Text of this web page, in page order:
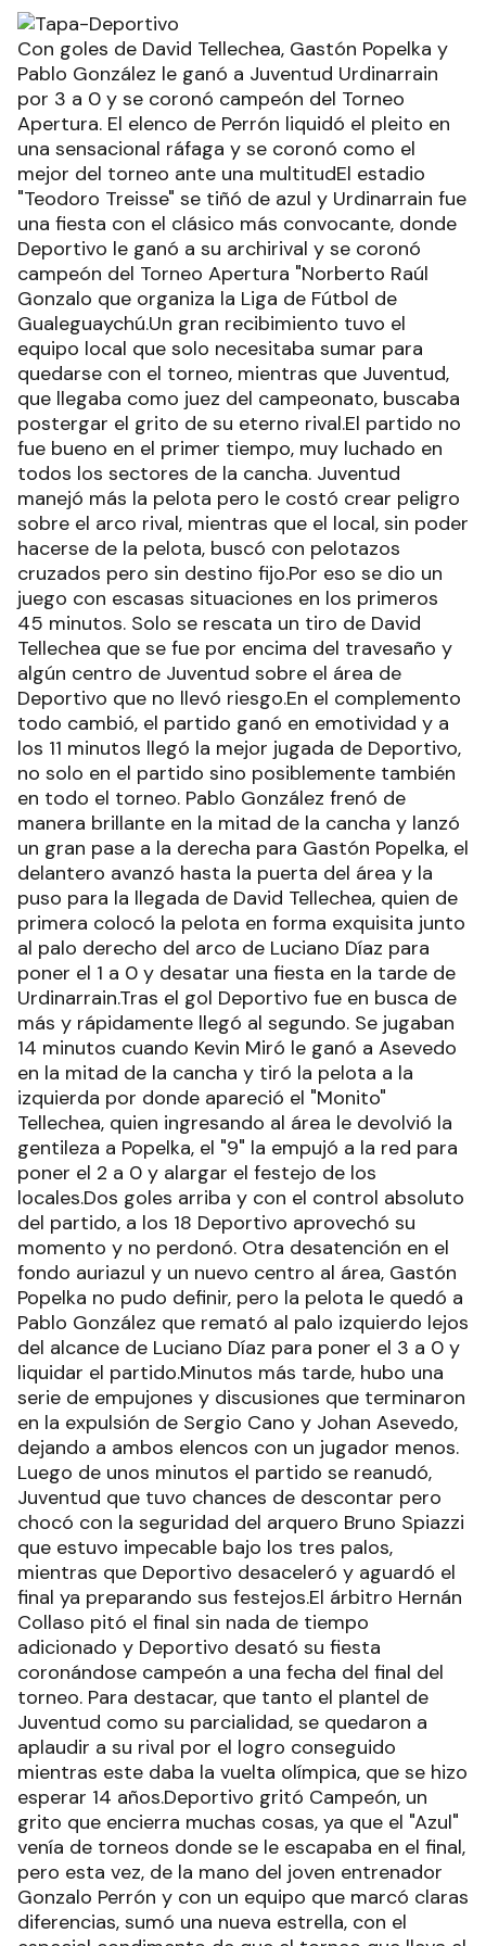
Con goles de David Tellechea, Gastón Popelka y
Pablo González le ganó a Juventud Urdinarrain
por 3 a 0 y se coronó campeón del Torneo
Apertura. El elenco de Perrón liquidó el pleito en
una sensacional ráfaga y se coronó como el
mejor del torneo ante una multitudEl estadio
"Teodoro Treisse" se tiñó de azul y Urdinarrain fue
una fiesta con el clásico más convocante, donde
Deportivo le ganó a su archirival y se coronó
campeón del Torneo Apertura "Norberto Raúl
Gonzalo que organiza la Liga de Fútbol de
Gualeguaychú.Un gran recibimiento tuvo el
equipo local que solo necesitaba sumar para
quedarse con el torneo, mientras que Juventud,
que llegaba como juez del campeonato, buscaba
postergar el grito de su eterno rival.El partido no
fue bueno en el primer tiempo, muy luchado en
todos los sectores de la cancha. Juventud
manejó más la pelota pero le costó crear peligro
sobre el arco rival, mientras que el local, sin poder
hacerse de la pelota, buscó con pelotazos
cruzados pero sin destino fijo.Por eso se dio un
juego con escasas situaciones en los primeros
45 minutos. Solo se rescata un tiro de David
Tellechea que se fue por encima del travesaño y
algún centro de Juventud sobre el área de
Deportivo que no llevó riesgo.En el complemento
todo cambió, el partido ganó en emotividad y a
los 11 minutos llegó la mejor jugada de Deportivo,
no solo en el partido sino posiblemente también
en todo el torneo. Pablo González frenó de
manera brillante en la mitad de la cancha y lanzó
un gran pase a la derecha para Gastón Popelka, el
delantero avanzó hasta la puerta del área y la
puso para la llegada de David Tellechea, quien de
primera colocó la pelota en forma exquisita junto
al palo derecho del arco de Luciano Díaz para
poner el 1 a 0 y desatar una fiesta en la tarde de
Urdinarrain.Tras el gol Deportivo fue en busca de
más y rápidamente llegó al segundo. Se jugaban
14 minutos cuando Kevin Miró le ganó a Asevedo
en la mitad de la cancha y tiró la pelota a la
izquierda por donde apareció el "Monito"
Tellechea, quien ingresando al área le devolvió la
gentileza a Popelka, el "9" la empujó a la red para
poner el 2 a 0 y alargar el festejo de los
locales.Dos goles arriba y con el control absoluto
del partido, a los 18 Deportivo aprovechó su
momento y no perdonó. Otra desatención en el
fondo auriazul y un nuevo centro al área, Gastón
Popelka no pudo definir, pero la pelota le quedó a
Pablo González que remató al palo izquierdo lejos
del alcance de Luciano Díaz para poner el 3 a 0 y
liquidar el partido.Minutos más tarde, hubo una
serie de empujones y discusiones que terminaron
en la expulsión de Sergio Cano y Johan Asevedo,
dejando a ambos elencos con un jugador menos.
Luego de unos minutos el partido se reanudó,
Juventud que tuvo chances de descontar pero
chocó con la seguridad del arquero Bruno Spiazzi
que estuvo impecable bajo los tres palos,
mientras que Deportivo desaceleró y aguardó el
final ya preparando sus festejos.El árbitro Hernán
Collaso pitó el final sin nada de tiempo
adicionado y Deportivo desató su fiesta
coronándose campeón a una fecha del final del
torneo. Para destacar, que tanto el plantel de
Juventud como su parcialidad, se quedaron a
aplaudir a su rival por el logro conseguido
mientras este daba la vuelta olímpica, que se hizo
esperar 14 años.Deportivo gritó Campeón, un
grito que encierra muchas cosas, ya que el "Azul"
venía de torneos donde se le escapaba en el final,
pero esta vez, de la mano del joven entrenador
Gonzalo Perrón y con un equipo que marcó claras
diferencias, sumó una nueva estrella, con el